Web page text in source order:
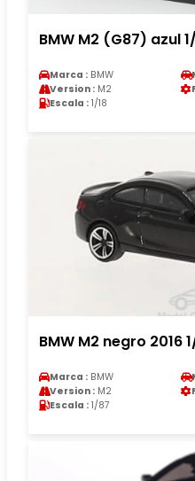
BMW M2 (G87) azul
Marca : BMW
Version : M2
Escala : 1/18
BMW M2 negro 2016
Marca : BMW
Version : M2
Escala : 1/87